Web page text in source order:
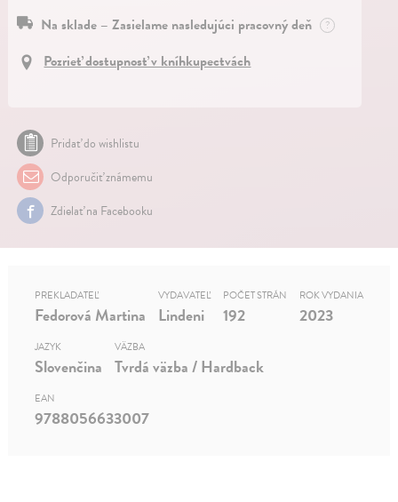
Na sklade – Zasielame nasledujúci pracovný deň ?
Pozrieť dostupnosť v kníhkupectvách
Pridať do wishlistu
Odporučiť známemu
Zdielať na Facebooku
PREKLADATEĽ
Fedorová Martina
VYDAVATEĽ
Lindeni
POČET STRÁN
192
ROK VYDANIA
2023
JAZYK
Slovenčina
VÄZBA
Tvrdá väzba / Hardback
EAN
9788056633007